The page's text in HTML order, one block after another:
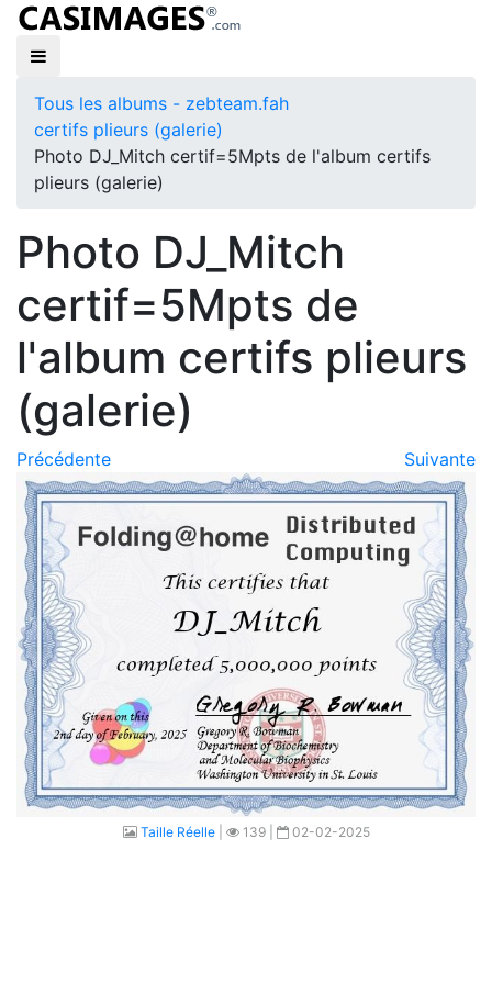
Tous les albums - zebteam.fah
certifs plieurs (galerie)
Photo DJ_Mitch certif=5Mpts de l'album certifs
plieurs (galerie)
Photo DJ_Mitch
certif=5Mpts de
l'album certifs plieurs
(galerie)
Précédente Suivante
Taille Réelle| 139 | 02-02-2025